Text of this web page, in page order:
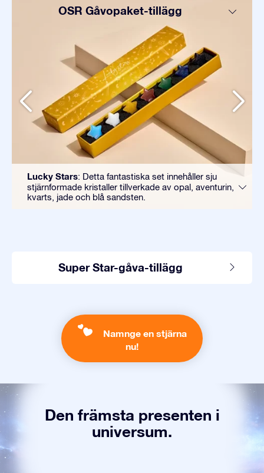
OSR Gåvopaket-tillägg
Lucky Stars: Detta fantastiska set innehåller sju
stjärnformade kristaller tillverkade av opal, aventurin,
kvarts, jade och blå sandsten.
Super Star-gåva-tillägg
Namnge en stjärna
nu!
Den främsta presenten i
universum.